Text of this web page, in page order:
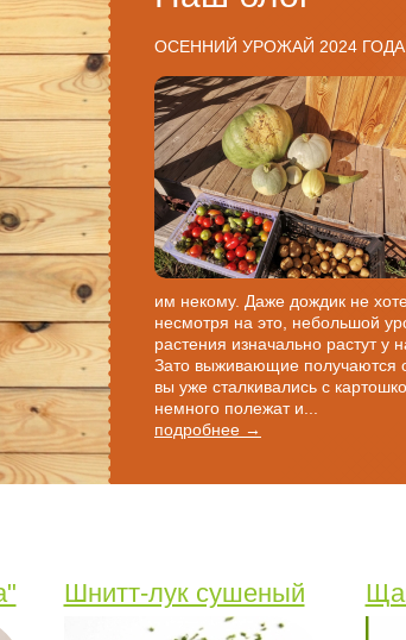
ОСЕННИЙ УРОЖАЙ 2024 ГОДА
им некому. Даже дождик не
несмотря на это, небольшой
растения изначально растут у
Зато выживающие получаются
вы уже сталкивались с
немного полежат и...
подробнее →
Шнитт-лук сушеный